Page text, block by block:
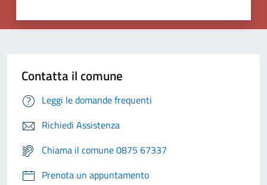
Contatta il comune
Leggi le domande frequenti
Richiedi Assistenza
Chiama il comune 0875 67337
Prenota un appuntamento